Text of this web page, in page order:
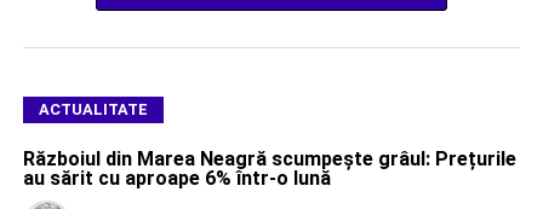
ACTUALITATE
Războiul din Marea Neagră scumpește grâul: Prețurile
au sărit cu aproape 6% într-o lună